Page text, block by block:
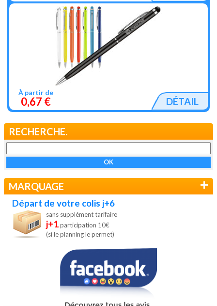
À partir de
0,67 € DÉTAIL
RECHERCHE.
+
MARQUAGE
Départ de votre colis j+6
sans supplément tarifaire
j+1participation 10€
(si le planning le permet)